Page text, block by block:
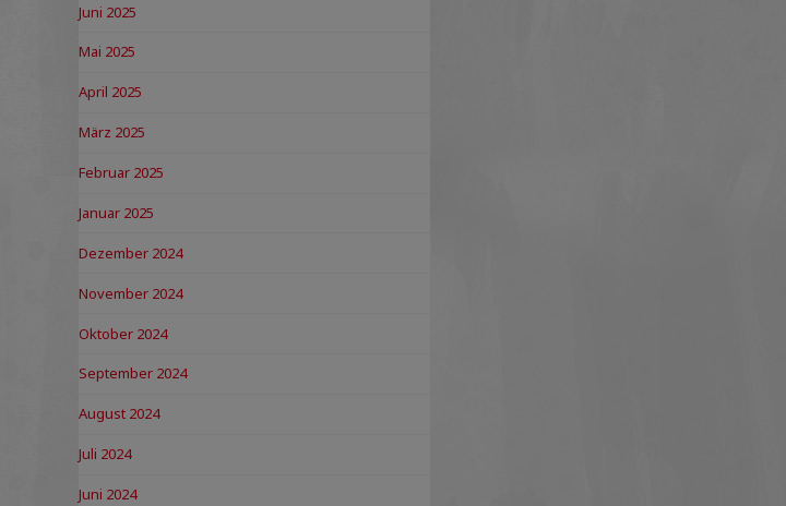
Juni 2025
Mai 2025
April 2025
März 2025
Februar 2025
Januar 2025
Dezember 2024
November 2024
Oktober 2024
September 2024
August 2024
Juli 2024
Juni 2024